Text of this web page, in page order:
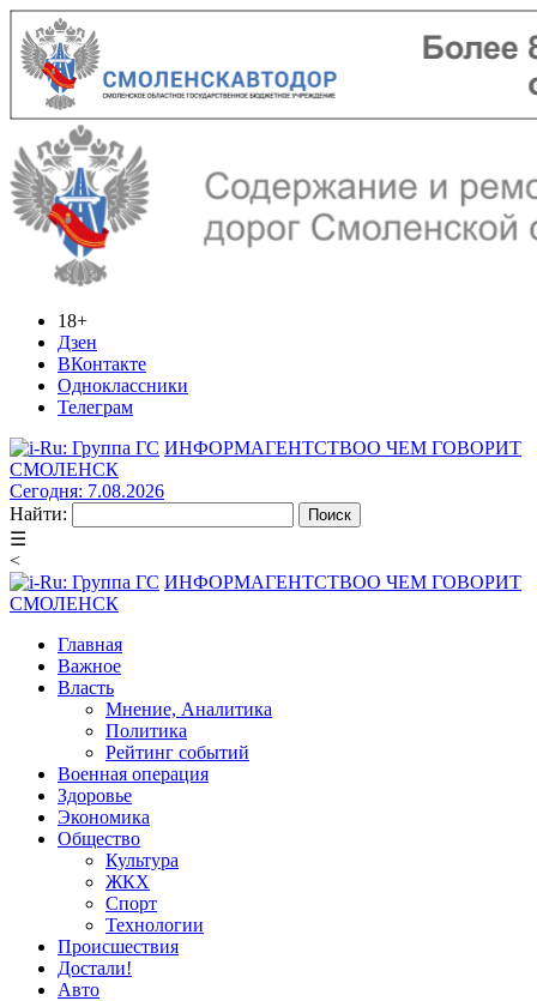
18+
Дзен
ВКонтакте
Одноклассники
Телеграм
ИНФОРМАГЕНТСТВОО ЧЕМ ГОВОРИТ
СМОЛЕНСК
Сегодня: 7.08.2026
Найти:
☰
<
ИНФОРМАГЕНТСТВОО ЧЕМ ГОВОРИТ
СМОЛЕНСК
Главная
Важное
Власть
Мнение, Аналитика
Политика
Рейтинг событий
Военная операция
Здоровье
Экономика
Общество
Культура
ЖКХ
Спорт
Технологии
Происшествия
Достали!
Авто